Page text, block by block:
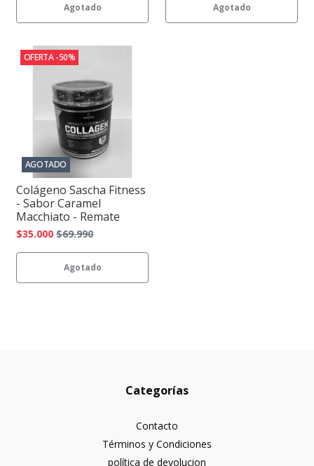
Agotado Agotado
OFERTA -50%
AGOTADO
Colágeno Sascha Fitness
- Sabor Caramel
Macchiato - Remate
$35.000 $69.990
Agotado
Categorías
Contacto
Términos y Condiciones
política de devolucion